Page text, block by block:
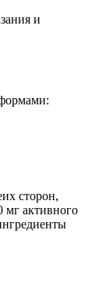
сторон,
мг активного